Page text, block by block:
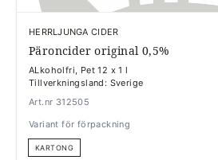
HERRLJUNGA CIDER
Päroncider original 0,5%
ALkoholfri, Pet 12 x 1 l
Tillverkningsland: Sverige
Art.nr 312505
Variant för förpackning
KARTONG